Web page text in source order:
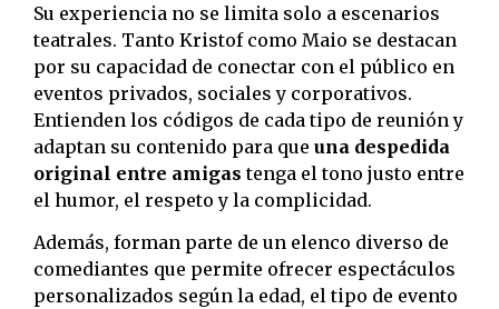
Su experiencia no se limita solo a escenarios
teatrales. Tanto Kristof como Maio se destacan
por su capacidad de conectar con el público en
eventos privados, sociales y corporativos.
Entienden los códigos de cada tipo de reunión y
adaptan su contenido para que una despedida
original entre amigas tenga el tono justo entre
el humor, el respeto y la complicidad.
Además, forman parte de un elenco diverso de
comediantes que permite ofrecer espectáculos
personalizados según la edad, el tipo de evento